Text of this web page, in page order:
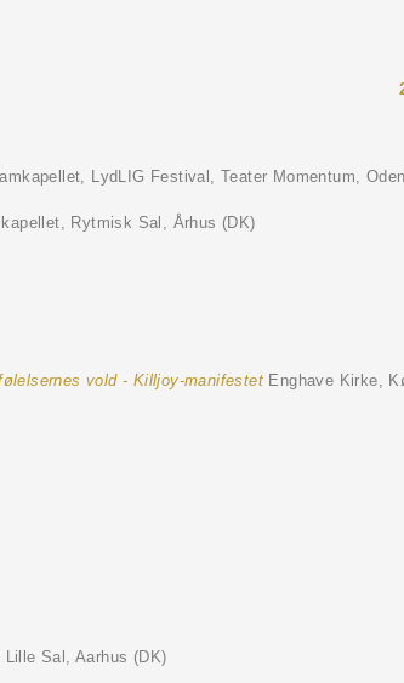
LydLIG Festival, Teater Momentum,
Rytmisk Sal, Århus (DK)
vold - Killjoy-manifestet Enghave Kirke,
Sal, Aarhus (DK)